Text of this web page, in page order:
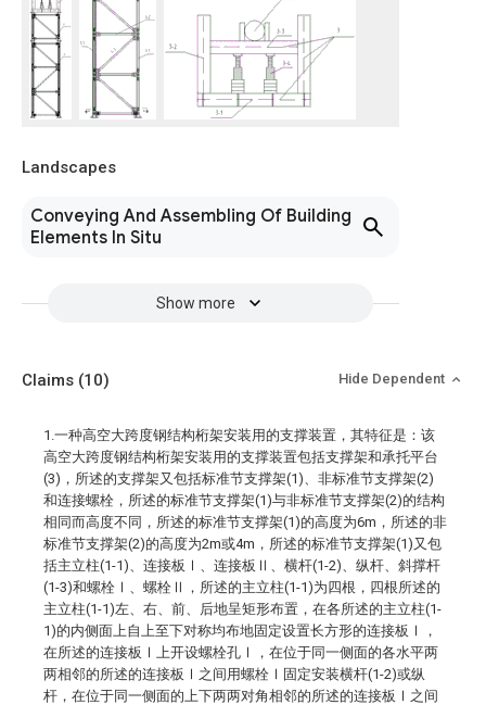
Landscapes
Conveying And Assembling Of Building
Elements In Situ
Show more
Claims (10) Hide Dependent
1.一种高空大跨度钢结构桁架安装用的支撑装置，其特征是：该
高空大跨度钢结构桁架安装用的支撑装置包括支撑架和承托平台
(3)，所述的支撑架又包括标准节支撑架(1)、非标准节支撑架(2)
和连接螺栓，所述的标准节支撑架(1)与非标准节支撑架(2)的结构
相同而高度不同，所述的标准节支撑架(1)的高度为6m，所述的非
标准节支撑架(2)的高度为2m或4m，所述的标准节支撑架(1)又包
括主立柱(1-1)、连接板Ⅰ、连接板Ⅱ、横杆(1-2)、纵杆、斜撑杆
(1-3)和螺栓Ⅰ、螺栓Ⅱ，所述的主立柱(1-1)为四根，四根所述的
主立柱(1-1)左、右、前、后地呈矩形布置，在各所述的主立柱(1-
1)的内侧面上自上至下对称均布地固定设置长方形的连接板Ⅰ，
在所述的连接板Ⅰ上开设螺栓孔Ⅰ，在位于同一侧面的各水平两
两相邻的所述的连接板Ⅰ之间用螺栓Ⅰ固定安装横杆(1-2)或纵
杆，在位于同一侧面的上下两两对角相邻的所述的连接板Ⅰ之间